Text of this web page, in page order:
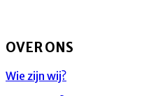
OVER ONS
Wie zijn wij?